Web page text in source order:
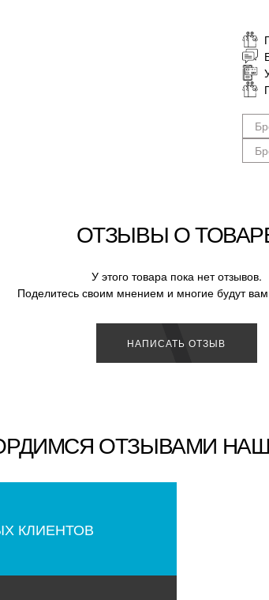
ОТЗЫВЫ О
У этого товара пока нет отзывов.
Поделитесь своим мнением и многие будут
НАПИСАТЬ ОТЗЫВ
ОТЗЫВАМИ
КЛИЕНТОВ